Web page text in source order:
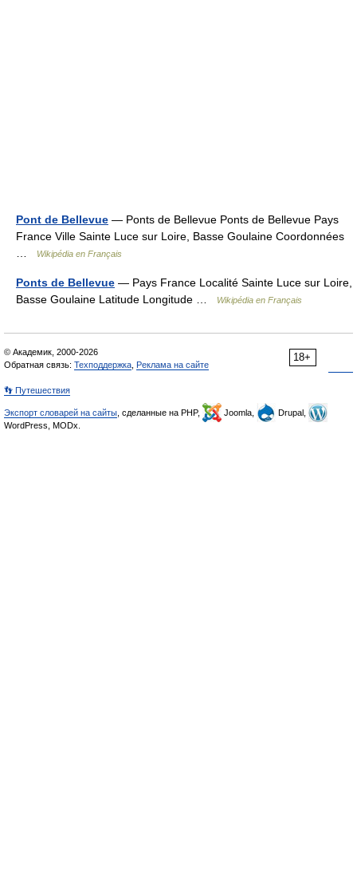
Pont de Bellevue — Ponts de Bellevue Ponts de Bellevue Pays
France Ville Sainte Luce sur Loire, Basse Goulaine Coordonnées
Wikipédia en Français
Ponts de Bellevue — Pays France Localité Sainte Luce sur Loire,
Basse Goulaine Latitude Longitude …
Wikipédia en Français
18+
© Академик, 2000-2026
Обратная связь: Техподдержка Реклама на сайте
👣 Путешествия
Экспорт словарей на сайты , сделанные на PHP, Joomla,
Drupal,
WordPress, MODx.